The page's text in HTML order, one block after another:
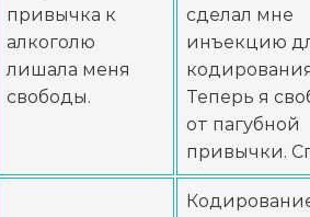
привычка к
алкоголю
лишала меня
свободы.
сделал мне
инъекцию
Теперь я
от пагубной
привычки.